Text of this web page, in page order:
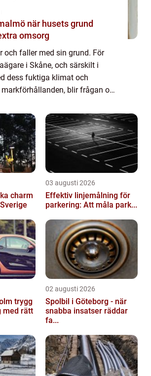
grund
omsorg
och faller med sin grund. För
i Skåne, och särskilt i
dess fuktiga klimat och
blir frågan om
inte bara om att byta ut ga...
charm
03 augusti 2026
Effektiv linjemålning för
parkering: Att måla park...
med rätt
02 augusti 2026
Spolbil i Göteborg - när
snabba insatser räddar
fa...